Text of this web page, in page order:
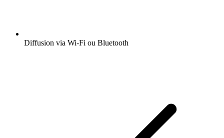
Diffusion via Wi-Fi ou Bluetooth